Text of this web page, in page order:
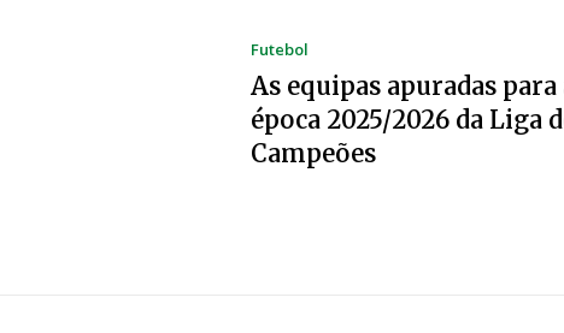
Futebol
As equipas apuradas para
época 2025/2026 da Liga
Campeões